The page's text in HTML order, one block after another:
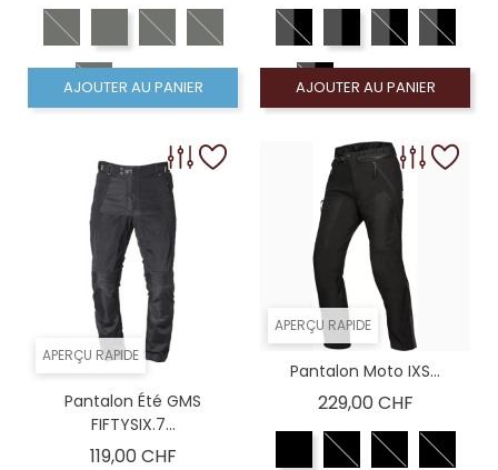
AJOUTER AU PANIER AJOUTER AU PANIER
APERÇU RAPIDE
Pantalon Été GMS
FIFTYSIX.7...
119,00 CHFPrix
APERÇU RAPIDE
Pantalon Moto IXS...
229,00 CHFPrix